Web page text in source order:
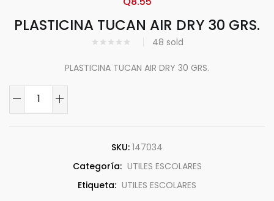
PLASTICINA TUCAN AIR DRY 30 GRS.
48 sold
PLASTICINA TUCAN AIR DRY 30 GRS.
SKU: 147034
Categoría: UTILES ESCOLARES
Etiqueta: UTILES ESCOLARES